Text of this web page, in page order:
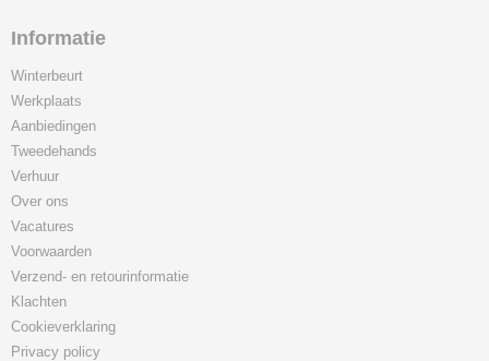
Informatie
Winterbeurt
Werkplaats
Aanbiedingen
Tweedehands
Verhuur
Over ons
Vacatures
Voorwaarden
Verzend- en retourinformatie
Klachten
Cookieverklaring
Privacy policy